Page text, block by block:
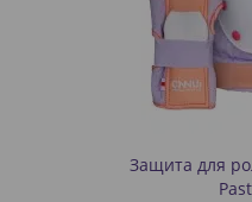
Защита для